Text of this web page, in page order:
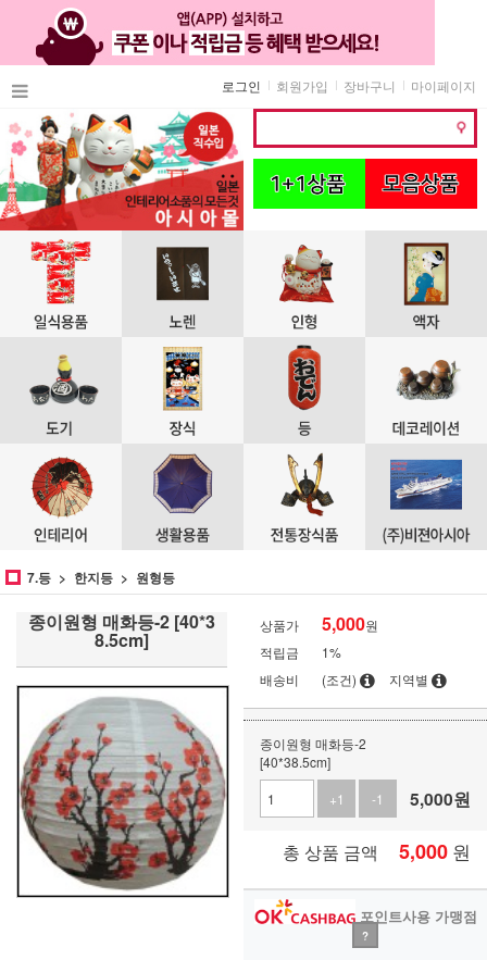
마이페이지
장바구니
회원가입
로그인
7.등 한지등 원형등
종이원형 매화등-2 [40*3
8.5cm]
상품가 5,000원
적립금
1%
배송비
(조건) 지역별
종이원형 매화등-2
[40*38.5cm]
+1
-1 5,000원
총 상품 금액 5,000 원
포인트사용 가맹점
?